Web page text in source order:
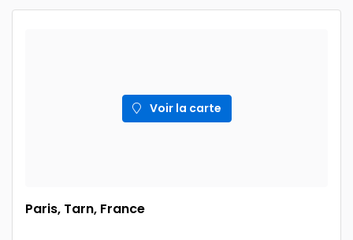
Voir la carte
Paris, Tarn, France